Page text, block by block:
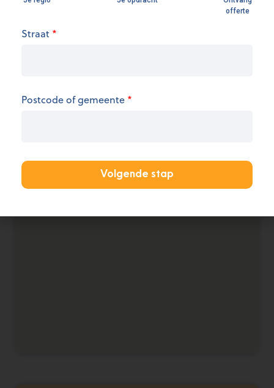
KANTOOR AANMELDEN
Straat *
Postcode of gemeente *
Volgende stap